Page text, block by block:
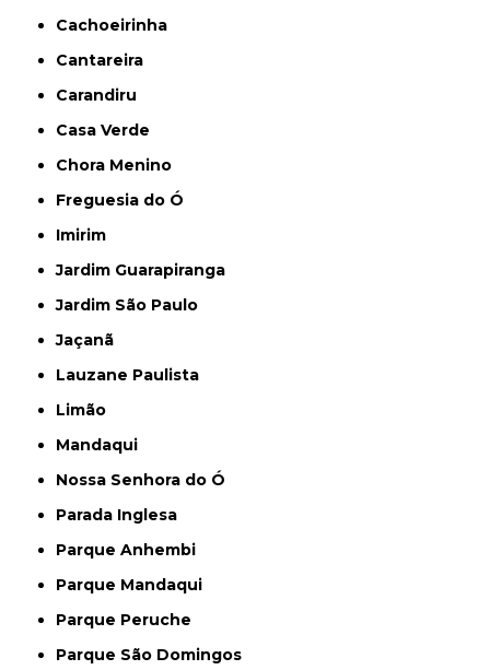
Cachoeirinha
Cantareira
Carandiru
Casa Verde
Chora Menino
Freguesia do Ó
Imirim
Jardim Guarapiranga
Jardim São Paulo
Jaçanã
Lauzane Paulista
Limão
Mandaqui
Nossa Senhora do Ó
Parada Inglesa
Parque Anhembi
Parque Mandaqui
Parque Peruche
Parque São Domingos